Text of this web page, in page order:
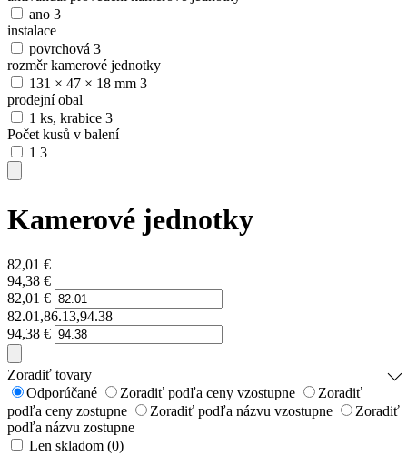
ano 3
instalace
povrchová 3
rozměr kamerové jednotky
131 × 47 × 18 mm 3
prodejní obal
1 ks, krabice 3
Počet kusů v balení
1 3
Kamerové jednotky
82,01 €
94,38 €
82,01 €
82.01,86.13,94.38
94,38 €
Zoradiť tovary
Odporúčané
Zoradiť podľa ceny vzostupne
Zoradiť
podľa ceny zostupne
Zoradiť podľa názvu vzostupne
Zoradiť
podľa názvu zostupne
Len skladom (0)